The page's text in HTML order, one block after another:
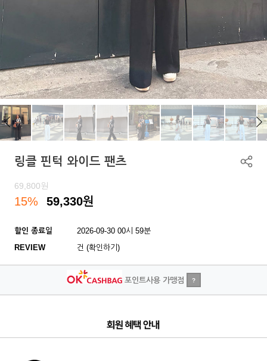
링클 핀턱 와이드 팬츠
69,800원
15% 59,330원
할인 종료일
2026-09-30 00시 59분
REVIEW
건 (확인하기)
포인트사용 가맹점 ?